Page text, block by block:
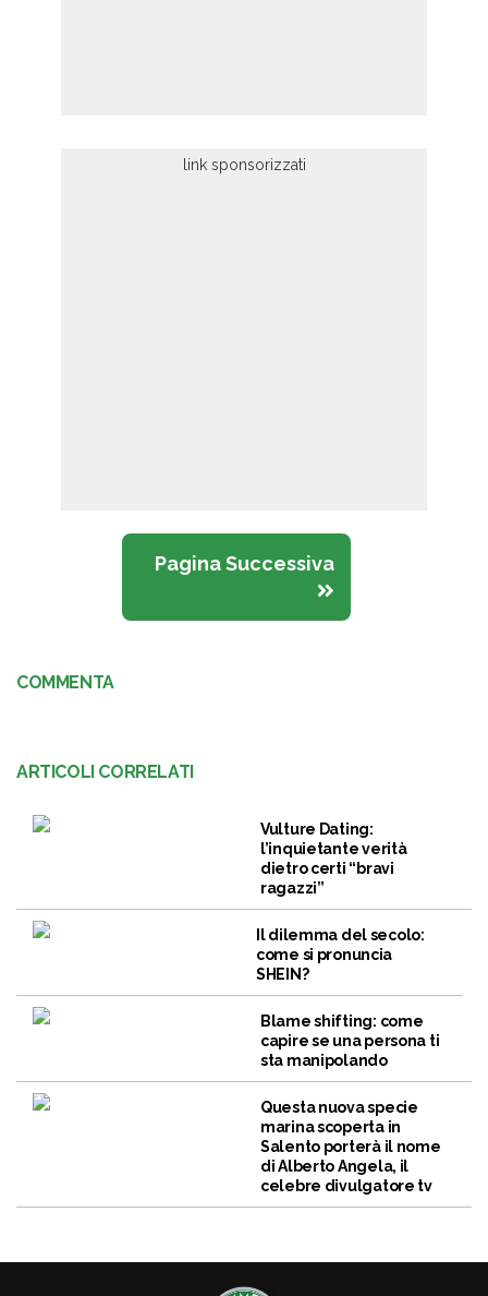
Pagina Successiva
COMMENTA
ARTICOLI CORRELATI
Vulture Dating:
l’inquietante verità
dietro certi “bravi
ragazzi”
Il dilemma del secolo:
come si pronuncia
SHEIN?
Blame shifting: come
capire se una persona ti
sta manipolando
Questa nuova specie
marina scoperta in
Salento porterà il nome
di Alberto Angela, il
celebre divulgatore tv